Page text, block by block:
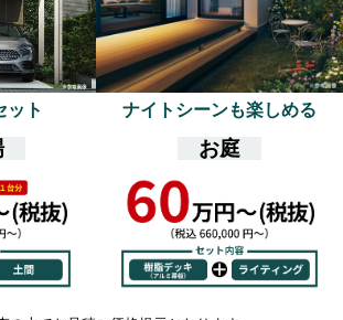
ット ナイトシーンも楽しめる
お庭